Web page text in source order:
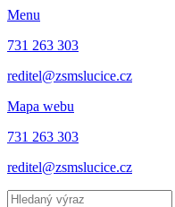
Menu
731 263 303
reditel@zsmslucice.cz
Mapa webu
731 263 303
reditel@zsmslucice.cz